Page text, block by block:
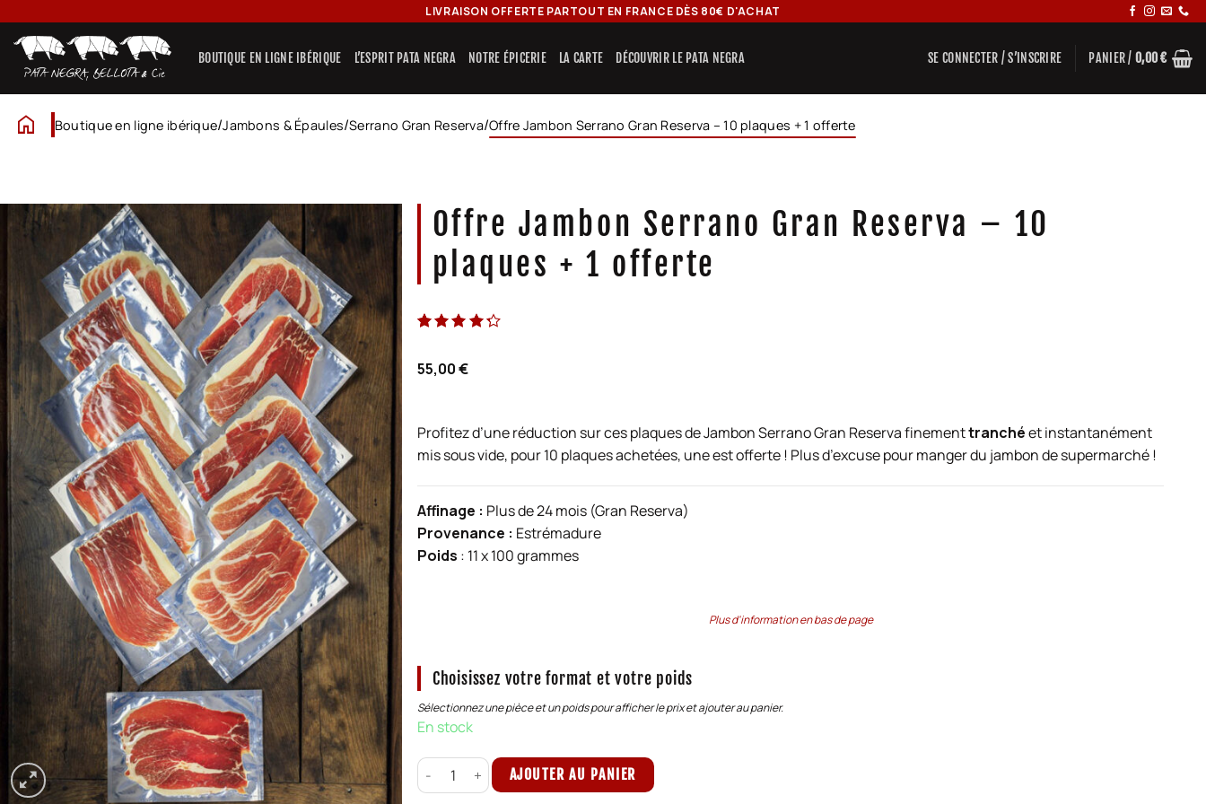
contenu
LIVRAISON OFFERTE PARTOUT EN FRANCE DÈS 80€ D'ACHAT
BOUTIQUE EN LIGNE IBÉRIQUE L’ESPRIT PATA NEGRA NOTRE ÉPICERIE LA CARTE DÉCOUVRIR LE PATA NEGRA SE CONNECTER / S’INSCRIRE PANIER / 0,00€
home Boutique en ligne ibérique/Jambons & Épaules/Serrano Gran Reserva/Offre Jambon Serrano Gran Reserva – 10 plaques + 1 offerte
Offre Jambon Serrano Gran Reserva – 10
plaques + 1 offerte
basé sur
55,00€
Profitez d’une réduction sur ces plaques de Jambon Serrano Gran Reserva finementtranchéet instantanément
mis sous vide, pour 10 plaques achetées, une est offerte ! Plus d’excuse pour manger du jambon de supermarché !
Affinage : Plus de 24 mois (Gran Reserva)
Provenance : Estrémadure
Poids : 11 x 100 grammes
Plus d'information en bas de page
Choisissez votre format et votre poids
Sélectionnez une pièce et un poids pour afficher le prix et ajouter au panier.
En stock
quantité de Offre Jambon Serrano Gran Reserva - 10 plaques + 1 offerte
AJOUTER AU PANIER